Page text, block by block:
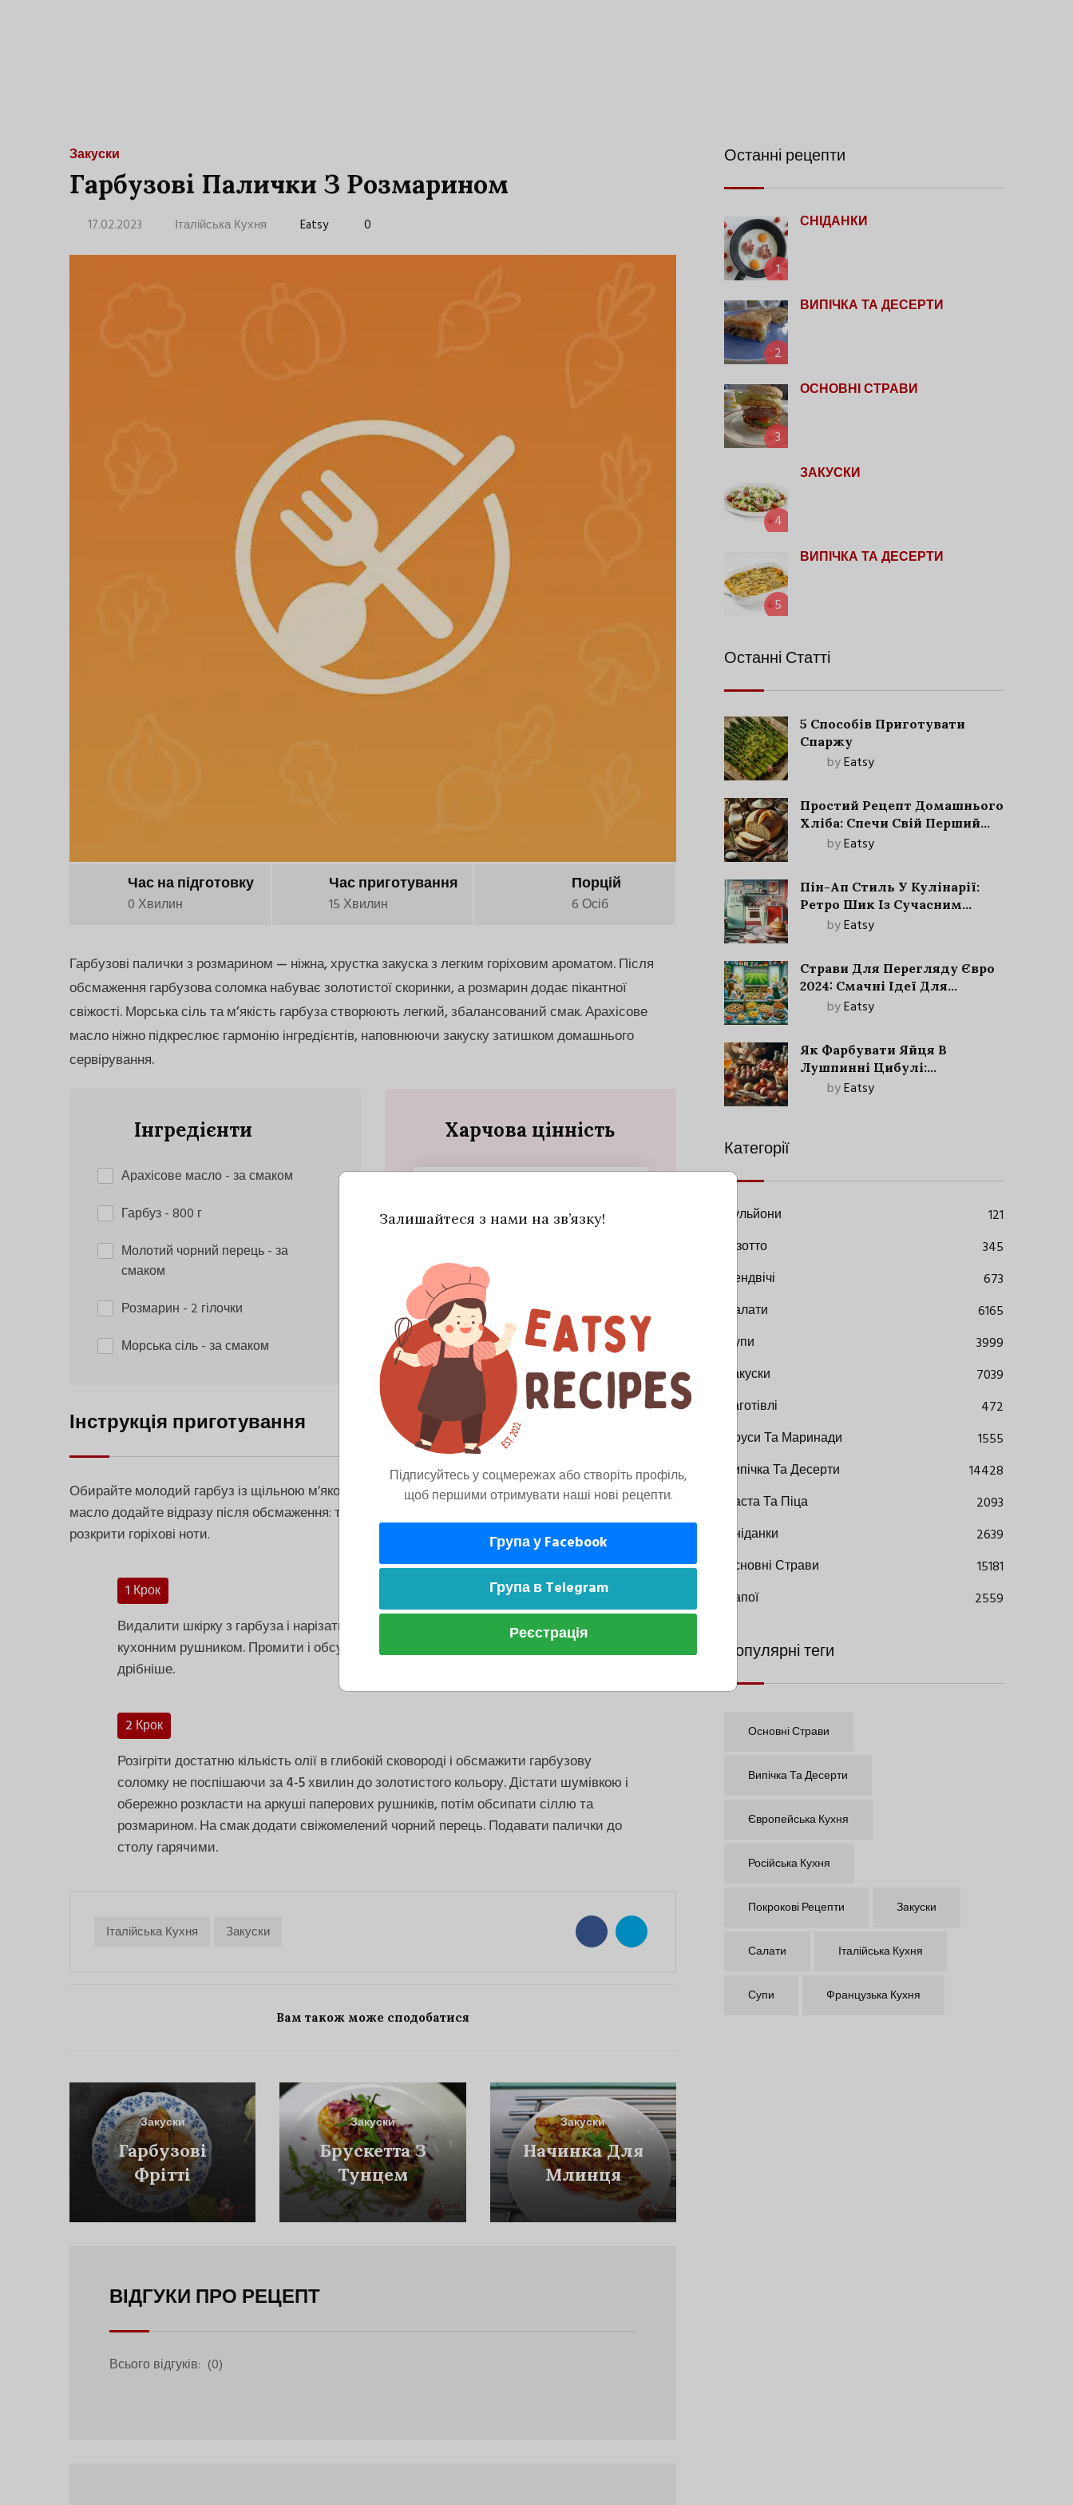
Закуски
Гарбузові Палички З Розмарином
17.02.2023 Італійська Кухня Eatsy 0
Час на підготовку
0 Хвилин
Час приготування
15 Хвилин
Порцій
6 Осіб
Гарбузові палички з розмарином — ніжна, хрустка закуска з легким горіховим ароматом. Після
обсмаження гарбузова соломка набуває золотистої скоринки, а розмарин додає пікантної
свіжості. Морська сіль та м’якість гарбуза створюють легкий, збалансований смак. Арахісове
масло ніжно підкреслює гармонію інгредієнтів, наповнюючи закуску затишком домашнього
сервірування.
Інгредієнти
Арахісове масло- за смаком
Гарбуз- 800 г
Молотий чорний перець- за
смаком
Розмарин - 2 гілочки
Морська сіль- за смаком
Харчова цінність
Жири
Вуглеводи 11
Інструкція приготування
Обирайте молодий гарбуз із щільною м’якоттю — він тримає форму під час смаження. Арахісове
масло додайте відразу після обсмаження: тепло допоможе йому рівномірно огорнути палички та
розкрити горіхові ноти.
1 Крок
Видалити шкірку з гарбуза і нарізати соломкою м'якоть. Промити та обсушити
кухонним рушником. Промити і обсушити розмарин, потім подрібнити якомога
дрібніше.
2 Крок
Розігріти достатню кількість олії в глибокій сковороді і обсмажити гарбузову
соломку не поспішаючи за 4-5 хвилин до золотистого кольору. Дістати шумівкою і
обережно розкласти на аркуші паперових рушників, потім обсипати сіллю та
розмарином. На смак додати свіжомелений чорний перець. Подавати палички до
столу гарячими.
Італійська Кухня Закуски
Вам також може сподобатися
Закуски
Гарбузові
Фрітті
Закуски
Брускетта З
Тунцем
Закуски
Начинка Для
Млинця
«Капрезе»
ВІДГУКИ ПРО РЕЦЕПТ
Всього відгуків: (0)
Останні рецепти
1
СНІДАНКИ
2
ВИПІЧКА ТА ДЕСЕРТИ
3
ОСНОВНІ СТРАВИ
4
ЗАКУСКИ
5
ВИПІЧКА ТА ДЕСЕРТИ
Останні Статті
5 Способів Приготувати
Спаржу
byEatsy
Простий Рецепт Домашнього
Хліба: Спечи Свій Перший
Запашний Хліб!
byEatsy
Пін-Ап Стиль У Кулінарії:
Ретро Шик Із Сучасним
Акцентом
byEatsy
Страви Для Перегляду Євро
2024: Смачні Ідеї Для
Футбольного Свята
byEatsy
Як Фарбувати Яйця В
Лушпинні Цибулі:
Старовинний Метод З
byEatsy
Категорії
Бульйони
121
Різотто
345
Сендвічі
673
Салати
6165
Супи
3999
Закуски
7039
Заготівлі
472
Соуси Та Маринади
1555
Випічка Та Десерти
14428
Паста Та Піца
2093
Сніданки
2639
Основні Страви
15181
Напої
2559
Популярні теги
Основні Страви
Випічка Та Десерти
Європейська Кухня
Російська Кухня
Покрокові Рецепти Закуски
Салати Італійська Кухня
Супи Французька Кухня
Залишайтеся з нами на зв’язку!
Підписуйтесь у соцмережах або створіть профіль,
щоб першими отримувати наші нові рецепти.
Група у Facebook
Група в Telegram
Реєстрація